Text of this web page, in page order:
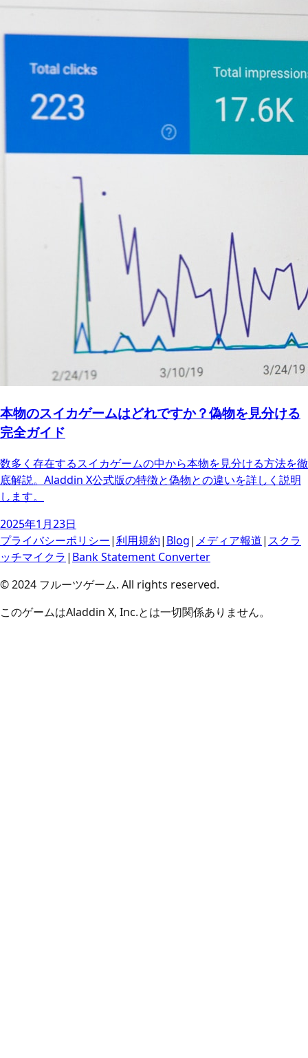
本物のスイカゲームはどれですか？偽物を見分ける
完全ガイド
数多く存在するスイカゲームの中から本物を見分ける方法を徹
底解説。Aladdin X公式版の特徴と偽物との違いを詳しく説明
します。
2025年1月23日
プライバシーポリシー|利用規約| Blog| メディア報道| スクラ
ッチマイクラ | Bank Statement Converter
© 2024 フルーツゲーム. All rights reserved.
このゲームはAladdin X, Inc.とは一切関係ありません。